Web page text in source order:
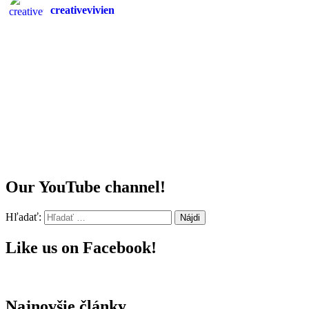
creativevivien
Our YouTube channel!
Hľadať:
Like us on Facebook!